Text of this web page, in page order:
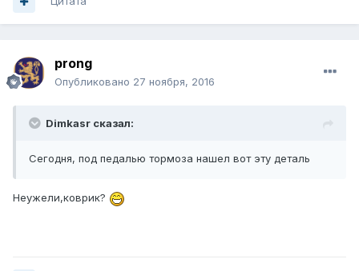
prong
Опубликовано 27 ноября, 2016
Dimkasr сказал:
Сегодня, под педалью тормоза нашел вот эту деталь
Неужели,коврик?